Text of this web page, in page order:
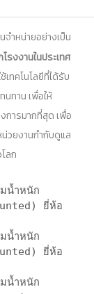
จำหน่ายอย่างเป็น
โรงงานในประเทศ
ทคโนโลยีที่ได้รับ
นทาน เพื่อให้
การมากที่สุด เพื่อ
วยงานกำกับดูแล
ลก
น้ำหนัก
ยี่ห้อ
น้ำหนัก
ยี่ห้อ
น้ำหนัก